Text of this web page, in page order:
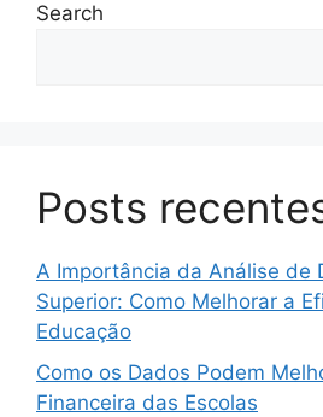
Search
Posts
A Importância da Análise de
Superior: Como Melhorar a
Educação
Como os Dados Podem
Financeira das Escolas